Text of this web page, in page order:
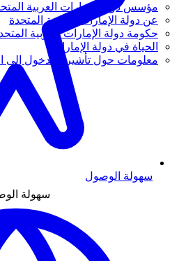
مؤسس دولة الإمارات العربية
عن دولة الإمارات العربية المتحدة
حكومة دولة الإمارات العربية
الحياة في دولة الإمارات
معلومات حول تأشيرة الدخول إلى
سهولة الوصول
سهولة